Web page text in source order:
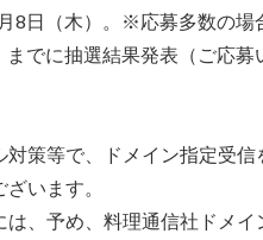
8日（木）。※応募多数の場
でに抽選結果発表（ご応
対策等で、ドメイン指定受
います。
は、予め、料理通信社ドメ